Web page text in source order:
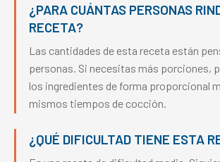
¿PARA CUÁNTAS PERSONAS
RECETA?
Las cantidades de esta receta están
personas. Si necesitas más porciones,
los ingredientes de forma proporcional
mismos tiempos de cocción.
¿QUÉ DIFICULTAD TIENE ESTA